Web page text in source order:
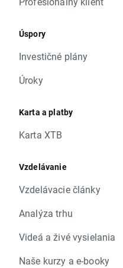
Úspory
Investičné plány
Úroky
Karta a platby
Karta XTB
Vzdelávanie
Vzdelávacie články
Analýza trhu
Videá a živé vysielania
Naše kurzy a e-booky